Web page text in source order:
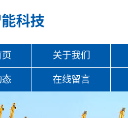
关于我们
在线留言